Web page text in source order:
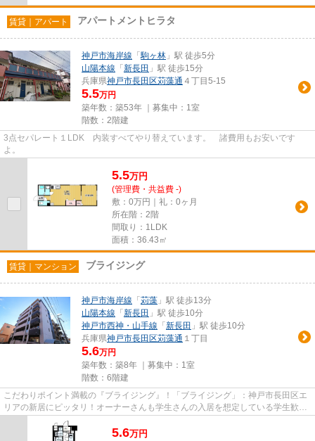
賃貸｜アパート アパートメントヒラタ
神戸市海岸線 「駒ヶ林 」駅 徒歩5分
山陽本線 「 新長田 」駅 徒歩15分
兵庫県神戸市長田区苅藻通 ４丁目5-15
5.5万円
築年数：築53年 ｜募集中： 1室
階数：2階建
3点セパレート１LDK 内装すべてやり替えています。 諸費用もお安いです
よ。
5.5万円
(管理費・共益費 -)
敷：0万円｜礼：0ヶ月
所在階：2階
間取り：1LDK
面積：36.43㎡
賃貸｜マンション ブライジング
神戸市海岸線 「 苅藻 」駅 徒歩13分
山陽本線 「 新長田 」駅 徒歩10分
神戸市西神・山手線 「 新長田 」駅 徒歩10分
兵庫県神戸市長田区苅藻通 １丁目
5.6万円
築年数：築8年 ｜募集中： 1室
階数：6階建
こだわりポイント満載の『ブライジング』！「ブライジング」：神戸市長田区エ
リアの新居にピッタリ！オーナーさんも学生さんの入居を想定している学生歓迎
の物件！車にいたずらされに...
5.6万円